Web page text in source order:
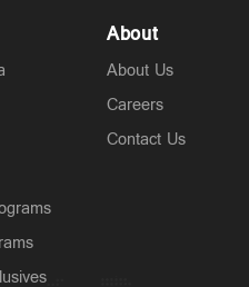
About
About Us
Careers
Contact Us